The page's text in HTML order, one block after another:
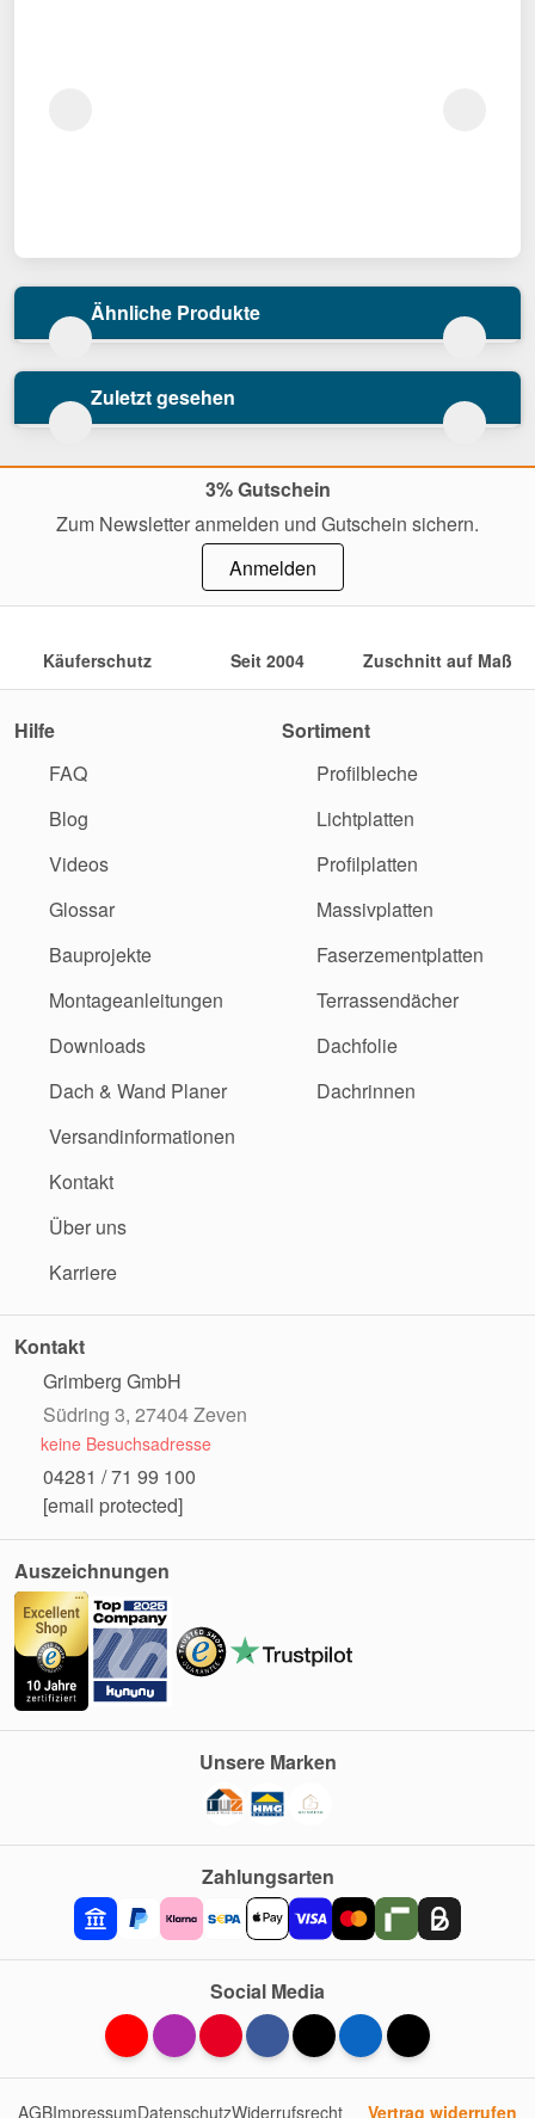
Ähnliche Produkte
Zuletzt gesehen
3% Gutschein
Zum Newsletter anmelden und Gutschein sichern.
Anmelden
Käuferschutz Seit 2004 Zuschnitt auf Maß
Hilfe
FAQ
Blog
Videos
Glossar
Bauprojekte
Montageanleitungen
Downloads
Dach & Wand Planer
Versandinformationen
Kontakt
Über uns
Karriere
Sortiment
Profilbleche
Lichtplatten
Profilplatten
Massivplatten
Faserzementplatten
Terrassendächer
Dachfolie
Dachrinnen
Kontakt
Grimberg GmbH
Südring 3, 27404 Zeven
keine Besuchsadresse
04281 / 71 99 100
[email protected]
Auszeichnungen
Zahlungsarten
Unsere Marken
Social Media
AGBImpressumDatenschutzWiderrufsrecht Vertrag widerrufen